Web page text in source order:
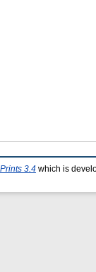
3.4 which is